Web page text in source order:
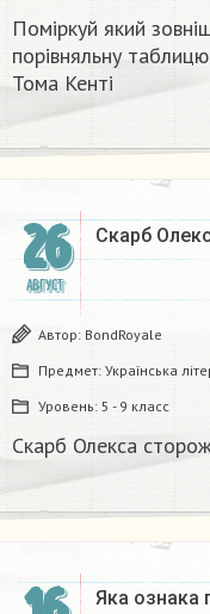
Поміркуй який
порівняльну
Тома Кенті
26
АВГУСТ
Скарб
Автор: BondRoyale
Предмет: Українська
Уровень: 5 - 9 класс
Скарб Олекса
Яка ознака